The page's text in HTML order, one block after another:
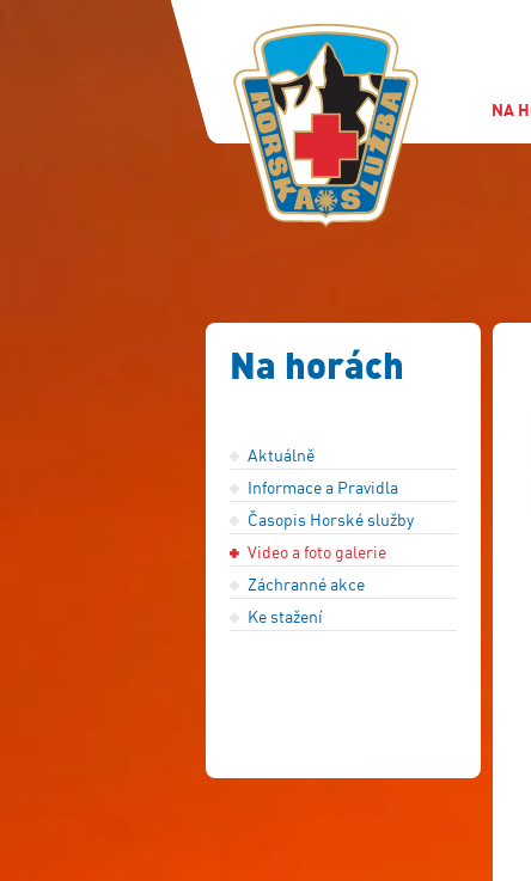
NA
Na horách
Aktuálně
Informace a Pravidla
Časopis Horské služby
Video a foto galerie
Záchranné akce
Ke stažení